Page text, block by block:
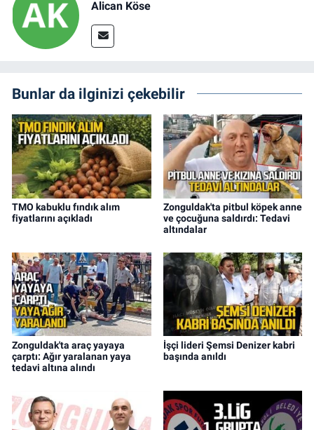
Alican Köse
Bunlar da ilginizi çekebilir
TMO kabuklu fındık alım
fiyatlarını açıkladı
Zonguldak'ta pitbul köpek anne
ve çocuğuna saldırdı: Tedavi
altındalar
Zonguldak'ta araç yayaya
çarptı: Ağır yaralanan yaya
tedavi altına alındı
İşçi lideri Şemsi Denizer kabri
başında anıldı